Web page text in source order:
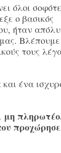
όλοι
ο βασικός
ήταν
μας.
τους
ένα
μη